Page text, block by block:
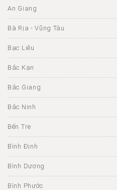
An Giang
Bà Rịa - Vũng Tàu
Bạc Liêu
Bắc Kạn
Bắc Giang
Bắc Ninh
Bến Tre
Bình Định
Bình Dương
Bình Phước